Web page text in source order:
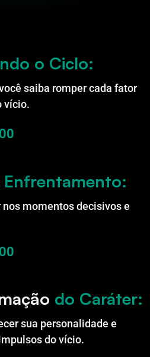
o Ciclo:
saiba romper cada fator
vício.
Enfrentamento:
momentos decisivos e
do Caráter:
sua personalidade e
do vício.